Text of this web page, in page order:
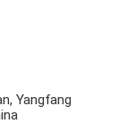
Yangfang